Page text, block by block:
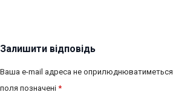
Залишити відповідь
Ваша e-mail адреса не оприлюднюватиметься.
поля позначені *